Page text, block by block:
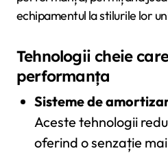
echipamentul la stilurile lor
Tehnologii cheie
performanța
Sisteme de
Aceste tehnologii
oferind o senzație